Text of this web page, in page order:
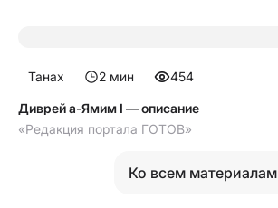
Танах 2 мин 454
Диврей а-Ямим I — описание
«Редакция портала ГОТОВ»
Ко всем материалам